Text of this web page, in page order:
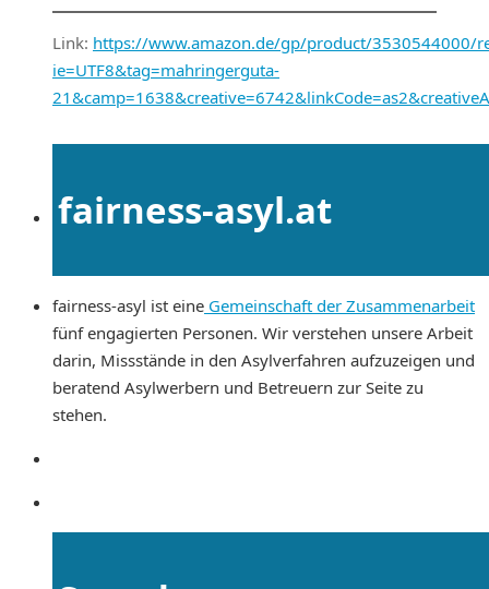
Link: https://www.amazon.de/gp/product/3530544000/
ie=UTF8&tag=mahringerguta-
fairness-asyl.at
fairness-asyl ist eine Gemeinschaft der Zusammenarbeit
fünf engagierten Personen. Wir verstehen unsere Arbeit
darin, Missstände in den Asylverfahren aufzuzeigen und
beratend Asylwerbern und Betreuern zur Seite zu
stehen.